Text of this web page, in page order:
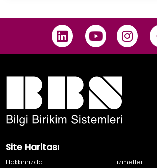
Site Haritası
Hakkımızda
Hizmetler